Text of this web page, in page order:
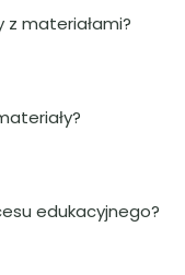
z materiałami?
edukacyjnego?